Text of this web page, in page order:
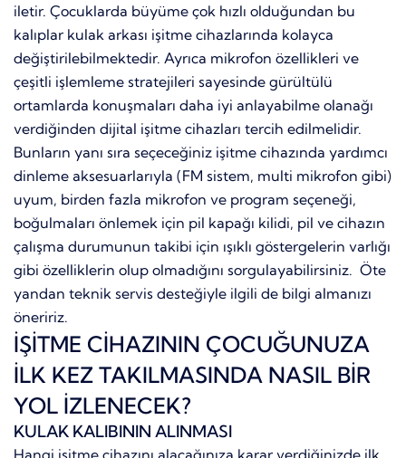
iletir. Çocuklarda büyüme çok hızlı olduğundan bu
kalıplar kulak arkası işitme cihazlarında kolayca
değiştirilebilmektedir. Ayrıca mikrofon özellikleri ve
çeşitli işlemleme stratejileri sayesinde gürültülü
ortamlarda konuşmaları daha iyi anlayabilme olanağı
verdiğinden dijital işitme cihazları tercih edilmelidir.
Bunların yanı sıra seçeceğiniz işitme cihazında yardımcı
dinleme aksesuarlarıyla (FM sistem, multi mikrofon gibi)
uyum, birden fazla mikrofon ve program seçeneği,
boğulmaları önlemek için pil kapağı kilidi, pil ve cihazın
çalışma durumunun takibi için ışıklı göstergelerin varlığı
gibi özelliklerin olup olmadığını sorgulayabilirsiniz. Öte
yandan teknik servis desteğiyle ilgili de bilgi almanızı
öneririz.
İŞİTME CİHAZININ ÇOCUĞUNUZA
İLK KEZ TAKILMASINDA NASIL BİR
YOL İZLENECEK?
KULAK KALIBININ ALINMASI
Hangi işitme cihazını alacağınıza karar verdiğinizde ilk